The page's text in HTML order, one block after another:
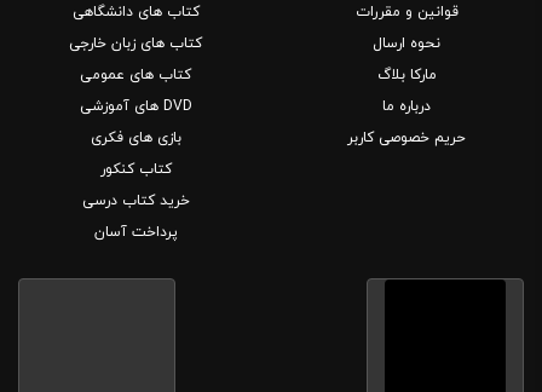
قوانین و مقررات
نحوه ارسال
مارکا بلاگ
درباره ما
حریم خصوصی کاربر
کتاب های دانشگاهی
کتاب های زبان خارجی
کتاب های عمومی
DVD های آموزشی
بازی های فکری
کتاب کنکور
خرید کتاب درسی
پرداخت آسان